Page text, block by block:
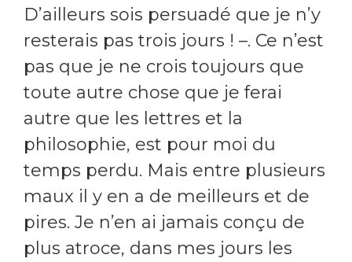
D’ailleurs sois persuadé que je n’y
resterais pas trois jours ! –. Ce n’est
pas que je ne crois toujours que
toute autre chose que je ferai
autre que les lettres et la
philosophie, est pour moi du
temps perdu. Mais entre plusieurs
maux il y en a de meilleurs et de
pires. Je n’en ai jamais conçu de
plus atroce, dans mes jours les